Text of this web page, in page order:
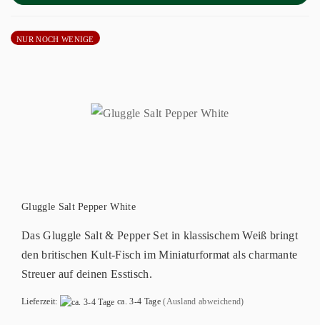
NUR NOCH WENIGE
Gluggle Salt Pepper White
Das Gluggle Salt & Pepper Set in klassischem Weiß bringt
den britischen Kult-Fisch im Miniaturformat als charmante
Streuer auf deinen Esstisch.
Lieferzeit: ca. 3-4 Tage (Ausland abweichend)